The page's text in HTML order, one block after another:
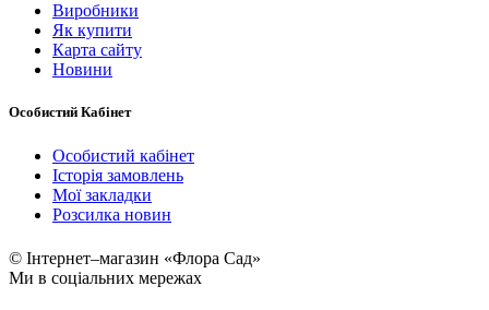
Виробники
Як купити
Карта сайту
Новини
Особистий Кабінет
Особистий кабінет
Історія замовлень
Мої закладки
Розсилка новин
© Інтернет–магазин «Флора Сад»
Ми в соціальних мережах